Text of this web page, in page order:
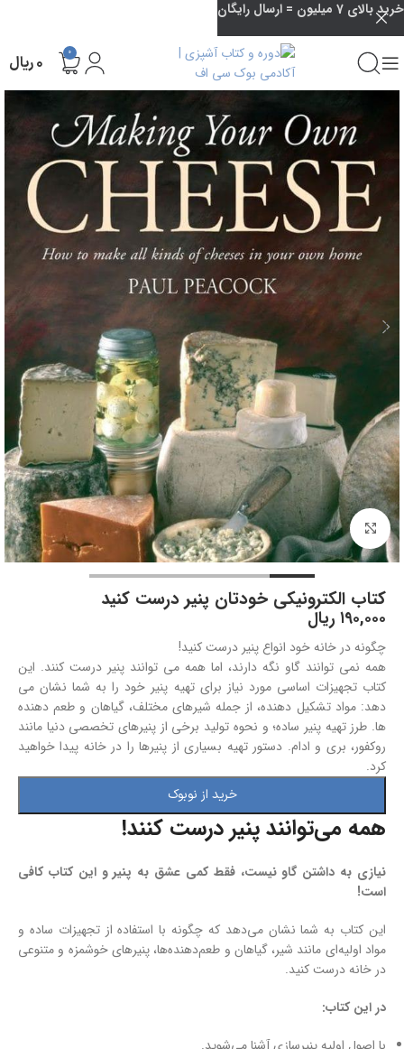
0 ۰ریال
بزرگنمایی تصویر
کتاب الکترونیکی خودتان پنیر درست کنید
۱۹۰,۰۰۰ ریال
چگونه در خانه خود انواع پنیر درست کنید!
همه نمی توانند گاو نگه دارند، اما همه می توانند پنیر درست کنند. این
کتاب تجهیزات اساسی مورد نیاز برای تهیه پنیر خود را به شما نشان می
دهد: مواد تشکیل دهنده، از جمله شیرهای مختلف، گیاهان و طعم دهنده
ها. طرز تهیه پنیر ساده؛ و نحوه تولید برخی از پنیرهای تخصصی دنیا مانند
روکفور، بری و ادام. دستور تهیه بسیاری از پنیرها را در خانه پیدا خواهید
کرد.
خرید از نوبوک
همه می‌توانند پنیر درست کنند!
نیازی به داشتن گاو نیست، فقط کمی عشق به پنیر و این کتاب کافی
است!
این کتاب به شما نشان می‌دهد که چگونه با استفاده از تجهیزات ساده و
مواد اولیه‌ای مانند شیر، گیاهان و طعم‌دهنده‌ها، پنیرهای خوشمزه و متنوعی
در خانه درست کنید.
در این کتاب:
خرید بالای 7 میلیون = ارسال رایگان